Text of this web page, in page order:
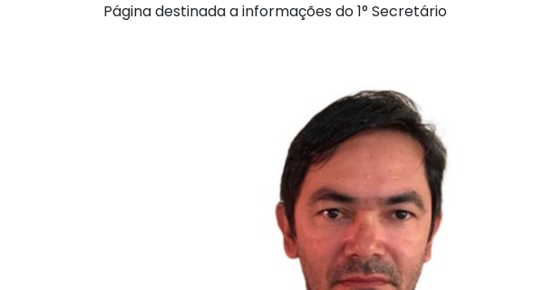
Página destinada a informações do 1° Secretário